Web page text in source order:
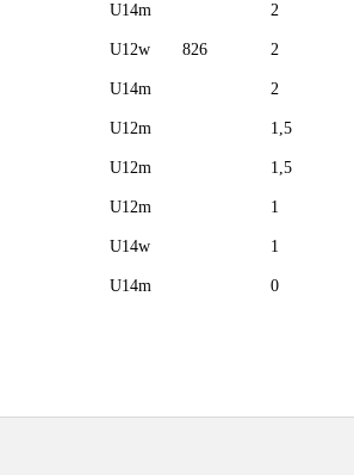
U14m 2
U12w 826 2
U14m 2
U12m 1,5
U12m 1,5
U12m 1
U14w 1
U14m 0